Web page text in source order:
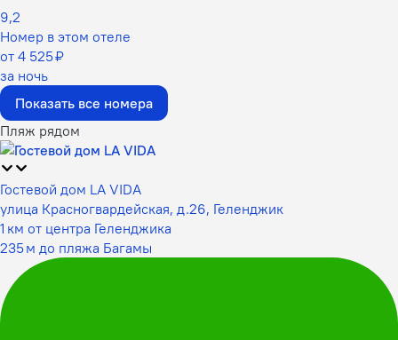
9,2
Номер в этом отеле
от 4 525 ₽
за ночь
Показать все номера
Пляж рядом
Гостевой дом LA VIDA
улица Красногвардейская, д.26, Геленджик
1 км от центра Геленджика
235 м до пляжа Багамы